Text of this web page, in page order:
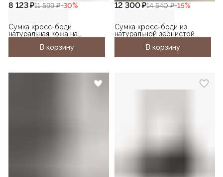
8 123 ₽11 599 ₽−30%
Сумка кросс-боди
натуральная кожа на
В корзину
12 300 ₽14 540 ₽−15%
Сумка кросс-боди из
натуральной зернистой
В корзину